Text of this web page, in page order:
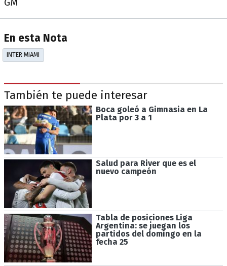
En esta Nota
INTER MIAMI
También te puede interesar
Boca goleó a Gimnasia en La
Plata por 3 a 1
Salud para River que es el
nuevo campeón
Tabla de posiciones Liga
Argentina: se juegan los
partidos del domingo en la
fecha 25